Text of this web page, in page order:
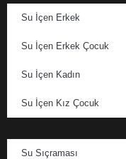
Su İçen Erkek
Su İçen Erkek Çocuk
Su İçen Kadın
Su İçen Kız Çocuk
Su Sıçraması